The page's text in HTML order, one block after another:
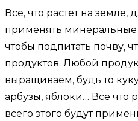
Все, что растет на земле,
применять минеральные
чтобы подпитать почву,
продуктов. Любой
выращиваем, будь то
арбузы, яблоки… Все что
всего этого будут